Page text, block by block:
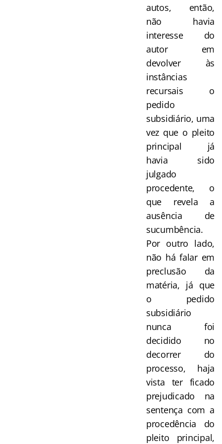
autos, então,
não havia
interesse do
autor em
devolver às
instâncias
recursais o
pedido
subsidiário, uma
vez que o pleito
principal já
havia sido
julgado
procedente, o
que revela a
ausência de
sucumbência.
Por outro lado,
não há falar em
preclusão da
matéria, já que
o pedido
subsidiário
nunca foi
decidido no
decorrer do
processo, haja
vista ter ficado
prejudicado na
sentença com a
procedência do
pleito principal,